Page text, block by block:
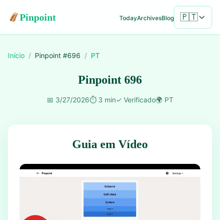
Pinpoint TodayArchivesBlog 🇵🇹
Início / Pinpoint #696 / PT
Pinpoint 696
📅 3/27/2026⏱️ 3 min✓ Verificado🌍 PT
Guia em Vídeo